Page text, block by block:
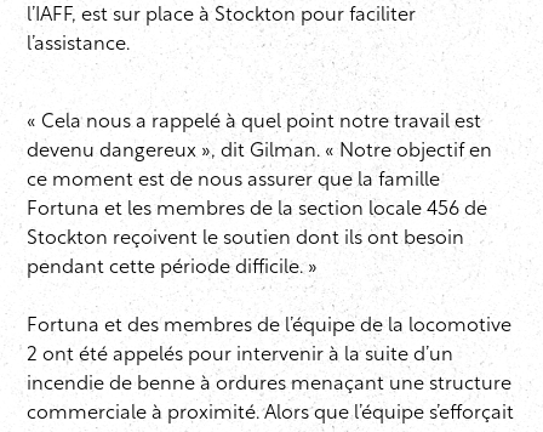
l’IAFF, est sur place à Stockton pour faciliter
l’assistance.
« Cela nous a rappelé à quel point notre travail est
devenu dangereux », dit Gilman. « Notre objectif en
ce moment est de nous assurer que la famille
Fortuna et les membres de la section locale 456 de
Stockton reçoivent le soutien dont ils ont besoin
pendant cette période difficile. »
Fortuna et des membres de l’équipe de la locomotive
2 ont été appelés pour intervenir à la suite d’un
incendie de benne à ordures menaçant une structure
commerciale à proximité. Alors que l’équipe s’efforçait